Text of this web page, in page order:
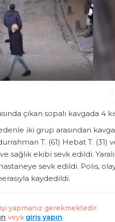
çıkan sopalı kavgada 4
iki grup arasından kavga
T. (61) Hebat T. (31)
sağlık ekibi sevk edildi.
sevk edildi. Polis,
kaydedildi.
yapmanız gerekmektedir.
veya giriş yapın.